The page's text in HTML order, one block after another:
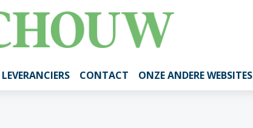
LEVERANCIERS CONTACT ONZE ANDERE WEBSITES